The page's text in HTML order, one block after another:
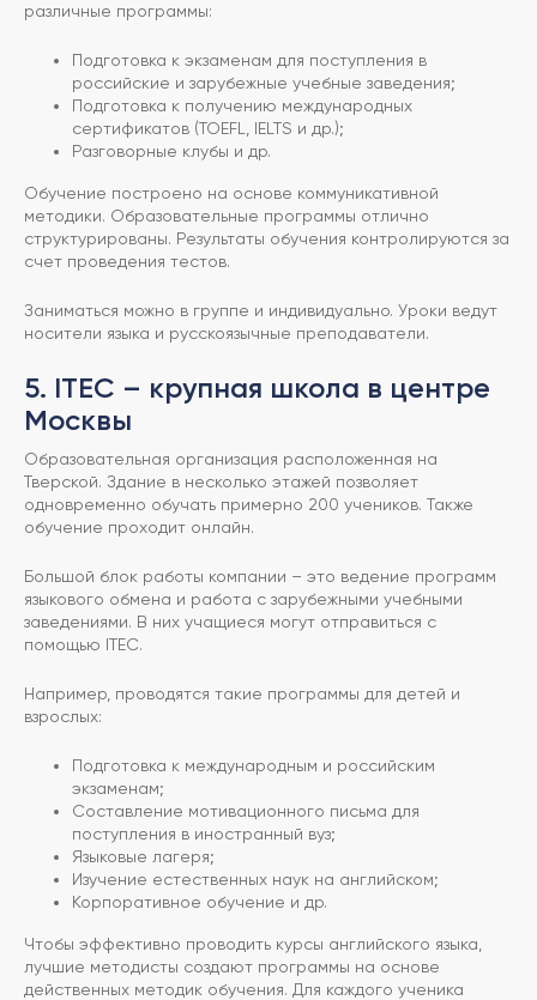
различные программы:
Подготовка к экзаменам для поступления в
российские и зарубежные учебные заведения;
Подготовка к получению международных
сертификатов (TOEFL, IELTS и др.);
Разговорные клубы и др.
Обучение построено на основе коммуникативной
методики. Образовательные программы отлично
структурированы. Результаты обучения контролируются за
счет проведения тестов.
Заниматься можно в группе и индивидуально. Уроки ведут
носители языка и русскоязычные преподаватели.
5. ITEC – крупная школа в центре
Москвы
Образовательная организация расположенная на
Тверской. Здание в несколько этажей позволяет
одновременно обучать примерно 200 учеников. Также
обучение проходит онлайн.
Большой блок работы компании – это ведение программ
языкового обмена и работа с зарубежными учебными
заведениями. В них учащиеся могут отправиться с
помощью ITEC.
Например, проводятся такие программы для детей и
взрослых:
Подготовка к международным и российским
экзаменам;
Составление мотивационного письма для
поступления в иностранный вуз;
Языковые лагеря;
Изучение естественных наук на английском;
Корпоративное обучение и др.
Чтобы эффективно проводить курсы английского языка,
лучшие методисты создают программы на основе
действенных методик обучения. Для каждого ученика